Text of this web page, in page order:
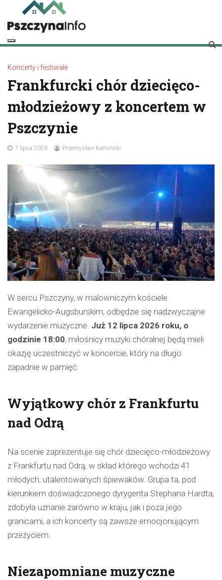
content
pszczynainfo.pl
Twoje źródło informacji o Pszczynie
Koncerty i festiwale
Frankfurcki chór dziecięco-
młodzieżowy z koncertem w
Pszczynie
7 lipca 2026 Przemysław Kamiński
W sercu Pszczyny, w malowniczym kościele
Ewangelicko-Augsburskim, odbędzie się nadzwyczajne
wydarzenie muzyczne. Już 12 lipca 2026 roku, o
godzinie 18:00, miłośnicy muzyki chóralnej będą mieli
okazję uczestniczyć w koncercie, który na długo
zapadnie w pamięć.
Wyjątkowy chór z Frankfurtu
nad Odrą
Na scenie zaprezentuje się chór dziecięco-młodzieżowy
z Frankfurtu nad Odrą, w skład którego wchodzi 41
młodych, utalentowanych śpiewaków. Grupa ta, pod
kierunkiem doświadczonego dyrygenta Stephana Hardta,
zdobyła uznanie zarówno w kraju, jak i poza jego
granicami, a ich koncerty są zawsze emocjonującym
przeżyciem.
Niezapomniane muzyczne